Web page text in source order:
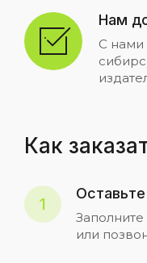
Нам
С нами
Как
1
Заполните
или